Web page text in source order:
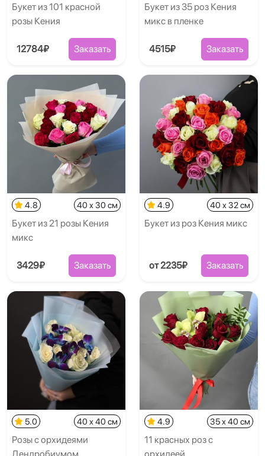
Букет из 101 красной
розы Кения
12784₽ Заказать
Букет из 35 роз Кения
микс в пленке
4515₽ Заказать
4.8 40 x 30 см
Букет из 21 розы Кения
микс
3429₽ Заказать
4.9 40 x 32 см
Букет из роз Кения микс
от 2235₽ Заказать
5.0 40 x 40 см
Розы с орхидеями
4.9 35 x 40 см
11 красных роз с